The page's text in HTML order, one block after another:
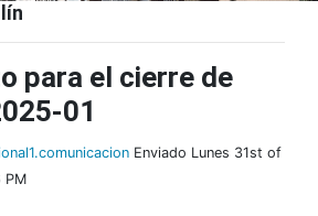
para el cierre de
01
Enviado Lunes 31st of
PM